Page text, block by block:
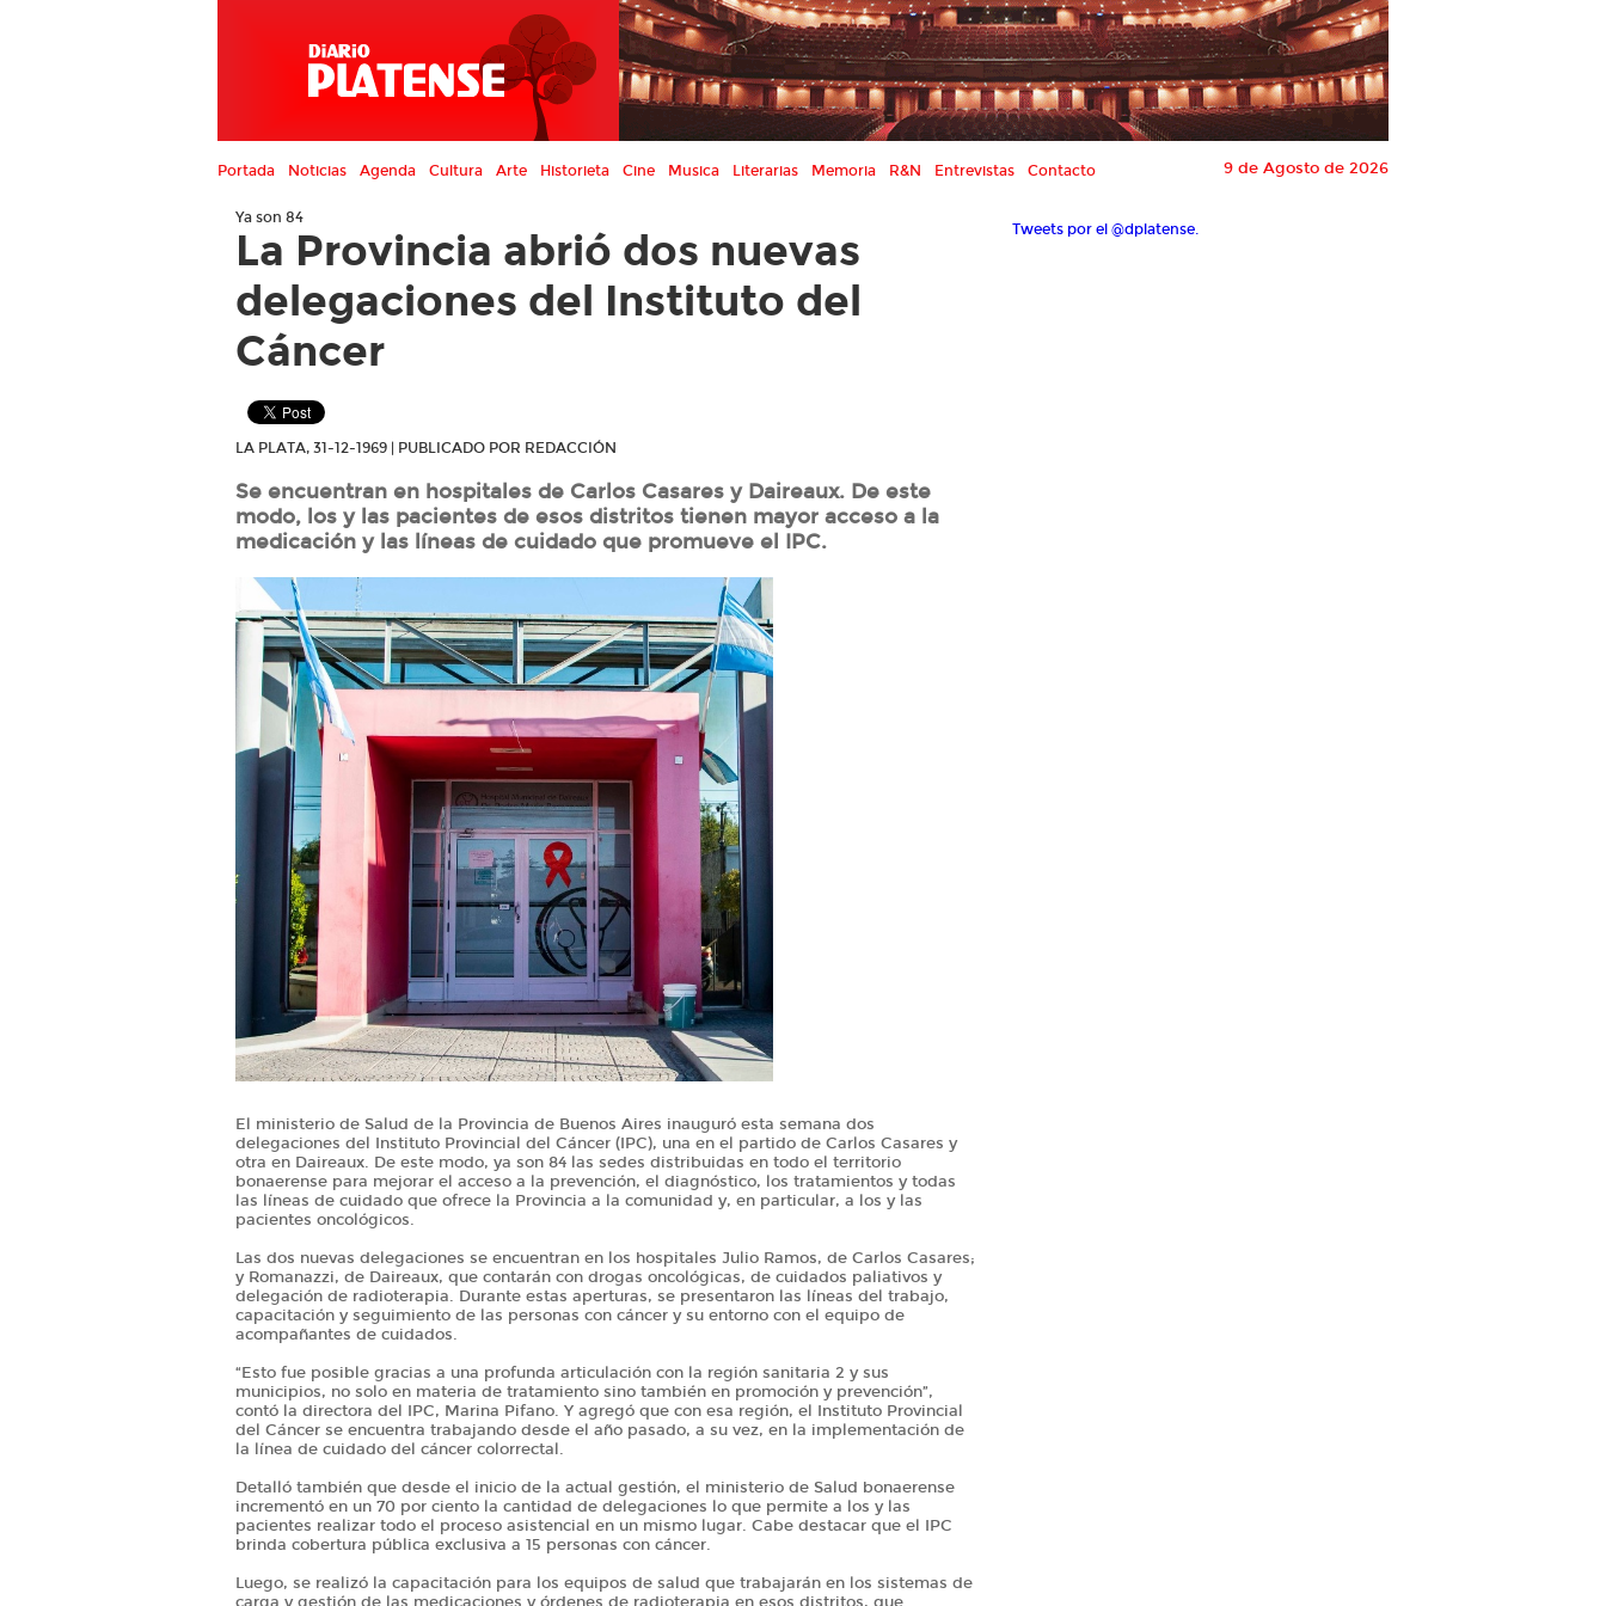
Portada Noticias Agenda Cultura Arte Historieta Cine Musica Literarias Memoria R&N Entrevistas Contacto 9 de Agosto de 2026
Ya son 84
La Provincia abrió dos nuevas
delegaciones del Instituto del
Cáncer
LA PLATA, 31-12-1969 | PUBLICADO POR REDACCIÓN
Se encuentran en hospitales de Carlos Casares y Daireaux. De este
modo, los y las pacientes de esos distritos tienen mayor acceso a la
medicación y las líneas de cuidado que promueve el IPC.
El ministerio de Salud de la Provincia de Buenos Aires inauguró esta semana dos
delegaciones del Instituto Provincial del Cáncer (IPC), una en el partido de Carlos Casares y
otra en Daireaux. De este modo, ya son 84 las sedes distribuidas en todo el territorio
bonaerense para mejorar el acceso a la prevención, el diagnóstico, los tratamientos y todas
las líneas de cuidado que ofrece la Provincia a la comunidad y, en particular, a los y las
pacientes oncológicos.
Las dos nuevas delegaciones se encuentran en los hospitales Julio Ramos, de Carlos Casares;
y Romanazzi, de Daireaux, que contarán con drogas oncológicas, de cuidados paliativos y
delegación de radioterapia. Durante estas aperturas, se presentaron las líneas del trabajo,
capacitación y seguimiento de las personas con cáncer y su entorno con el equipo de
acompañantes de cuidados.
“Esto fue posible gracias a una profunda articulación con la región sanitaria 2 y sus
municipios, no solo en materia de tratamiento sino también en promoción y prevención”,
contó la directora del IPC, Marina Pifano. Y agregó que con esa región, el Instituto Provincial
del Cáncer se encuentra trabajando desde el año pasado, a su vez, en la implementación de
la línea de cuidado del cáncer colorrectal.
Detalló también que desde el inicio de la actual gestión, el ministerio de Salud bonaerense
incrementó en un 70 por ciento la cantidad de delegaciones lo que permite a los y las
pacientes realizar todo el proceso asistencial en un mismo lugar. Cabe destacar que el IPC
brinda cobertura pública exclusiva a 15 personas con cáncer.
Luego, se realizó la capacitación para los equipos de salud que trabajarán en los sistemas de
Tweets por el @dplatense.